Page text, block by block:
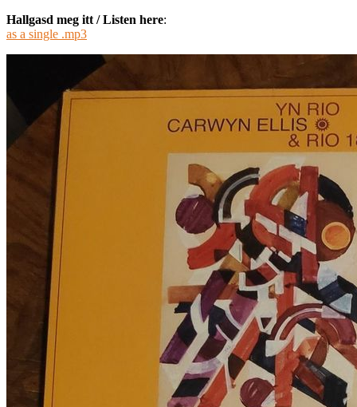
Hallgasd meg itt / Listen here:
as a single .mp3